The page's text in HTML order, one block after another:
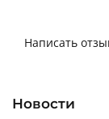
Написать
Новости